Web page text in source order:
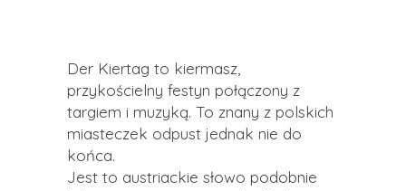
Der Kiertag to kiermasz,
przykościelny festyn połączony z
targiem i muzyką. To znany z polskich
miasteczek odpust jednak nie do
końca.
Jest to austriackie słowo podobnie